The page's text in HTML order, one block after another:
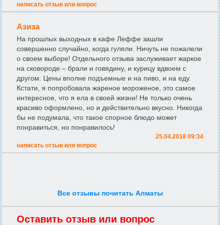
написать отзыв или вопрос
Азиза
На прошлых выходных в кафе Леффе зашли
совершенно случайно, когда гуляли. Ничуть не пожалели
о своем выборе! Отдельного отзыва заслуживает жаркое
на сковороде – брали и говядину, и курицу вдвоем с
другом. Цены вполне подъемные и на пиво, и на еду.
Кстати, я попробовала жареное мороженое, это самое
интересное, что я ела в своей жизни! Не только очень
красиво оформлено, но и действительно вкусно. Никогда
бы не подумала, что такое спорное блюдо может
понравиться, но понравилось!
25.04.2018 09:34
написать отзыв или вопрос
Все отзывы почитать Алматы
Оставить отзыв или вопрос